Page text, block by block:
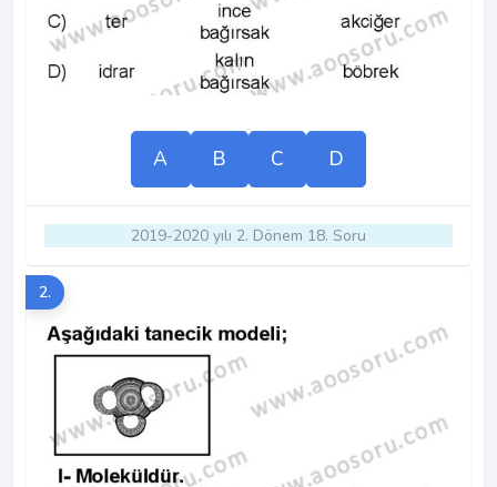
A B C D
2019-2020 yılı 2. Dönem 18. Soru
2.